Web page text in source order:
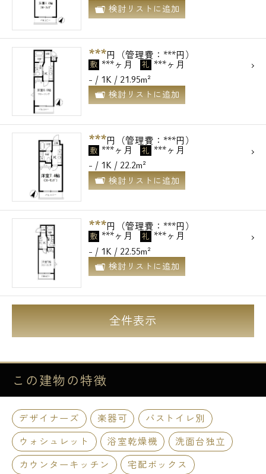
検討リストに追加
***円（管理費：***円）
敷 ***ヶ月 礼 ***ヶ月
- / 1K / 21.95m²
検討リストに追加
***円（管理費：***円）
敷 ***ヶ月 礼 ***ヶ月
- / 1K / 22.2m²
検討リストに追加
***円（管理費：***円）
敷 ***ヶ月 礼 ***ヶ月
- / 1K / 22.55m²
検討リストに追加
全件表示
この建物の特徴
デザイナーズ 楽器可
バストイレ別
ウォシュレット
浴室乾燥機
洗面台独立
カウンターキッチン
宅配ボックス